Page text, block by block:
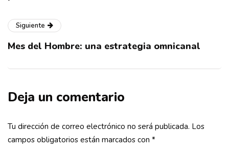
Siguiente
Mes del Hombre: una estrategia omnicanal
Deja un comentario
Tu dirección de correo electrónico no será publicada. Los
campos obligatorios están marcados con *